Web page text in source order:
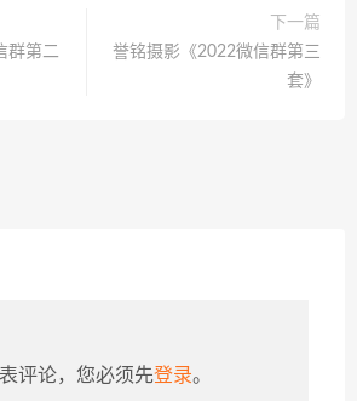
群第二
下一篇
誉铭摄影《2022微信群第三
套》
评论，您必须先登录。